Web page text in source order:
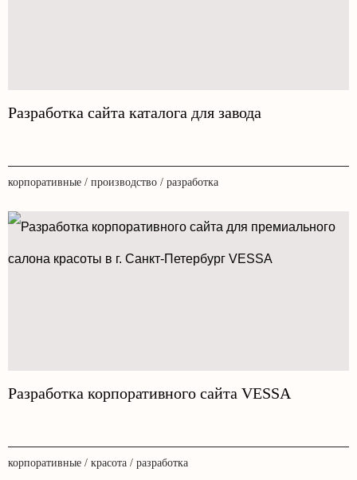
Разработка сайта каталога для завода
корпоративные / производство / разработка
Разработка корпоративного сайта VESSA
корпоративные / красота / разработка